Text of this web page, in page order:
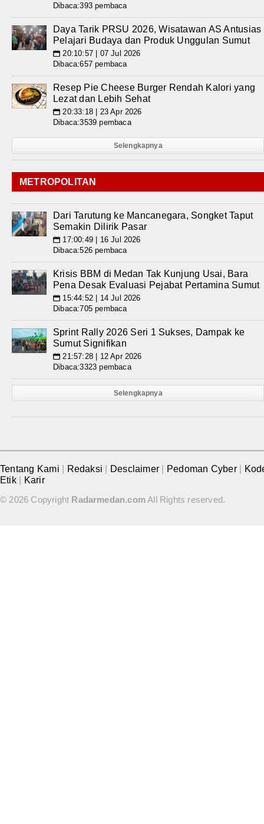
Dibaca:393 pembaca
Daya Tarik PRSU 2026, Wisatawan AS Antusias
Pelajari Budaya dan Produk Unggulan Sumut
📅 20:10:57 | 07 Jul 2026
Dibaca:657 pembaca
Resep Pie Cheese Burger Rendah Kalori yang
Lezat dan Lebih Sehat
📅 20:33:18 | 23 Apr 2026
Dibaca:3539 pembaca
Selengkapnya
METROPOLITAN
Dari Tarutung ke Mancanegara, Songket Taput
Semakin Dilirik Pasar
📅 17:00:49 | 16 Jul 2026
Dibaca:526 pembaca
Krisis BBM di Medan Tak Kunjung Usai, Bara
Pena Desak Evaluasi Pejabat Pertamina Sumut
📅 15:44:52 | 14 Jul 2026
Dibaca:705 pembaca
Sprint Rally 2026 Seri 1 Sukses, Dampak ke
Sumut Signifikan
📅 21:57:28 | 12 Apr 2026
Dibaca:3323 pembaca
Selengkapnya
Tentang Kami Redaksi Desclaimer Pedoman Cyber
Etik
Karir
© 2026 Copyright Radarmedan.comAll Rights reserved.